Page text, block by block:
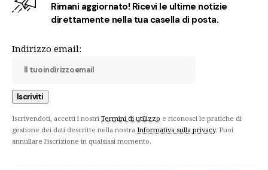
Rimani aggiornato! Ricevi le ultime notizie
direttamente nella tua casella di posta.
Indirizzo email:
Iscrivendoti, accetti i nostri Termini di utilizzo e riconosci le pratiche di
gestione dei dati descritte nella nostra Informativa sulla privacy. Puoi
annullare l'iscrizione in qualsiasi momento.